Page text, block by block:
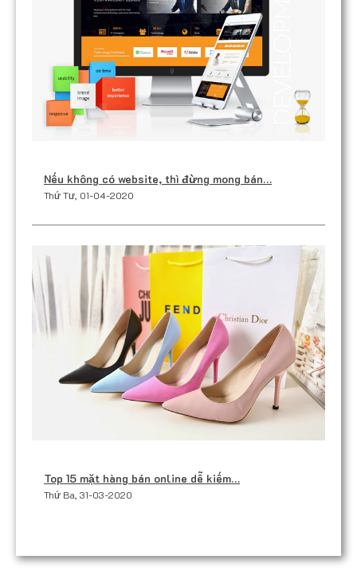
Nếu không có website, thì đừng mong bán…
Thứ Tư, 01-04-2020
Top 15 mặt hàng bán online dễ kiếm…
Thứ Ba, 31-03-2020